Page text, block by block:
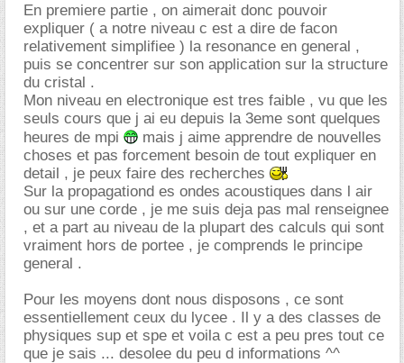
En premiere partie , on aimerait donc pouvoir
expliquer ( a notre niveau c est a dire de facon
relativement simplifiee ) la resonance en general ,
puis se concentrer sur son application sur la structure
du cristal .
Mon niveau en electronique est tres faible , vu que les
seuls cours que j ai eu depuis la 3eme sont quelques
heures de mpi
mais j aime apprendre de nouvelles
choses et pas forcement besoin de tout expliquer en
detail , je peux faire des recherches
Sur la propagationd es ondes acoustiques dans l air
ou sur une corde , je me suis deja pas mal renseignee
, et a part au niveau de la plupart des calculs qui sont
vraiment hors de portee , je comprends le principe
general .
Pour les moyens dont nous disposons , ce sont
essentiellement ceux du lycee . Il y a des classes de
physiques sup et spe et voila c est a peu pres tout ce
que je sais ... desolee du peu d informations ^^